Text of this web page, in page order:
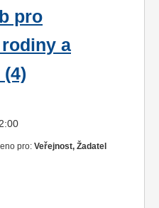
pro
a
pro: Veřejnost, Žadatel